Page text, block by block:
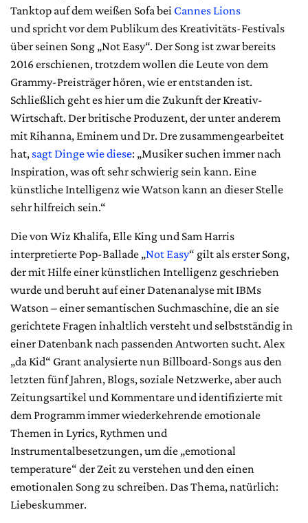
Tanktop auf dem weißen Sofa bei Cannes Lions
und spricht vor dem Publikum des Kreativitäts-Festivals
über seinen Song „Not Easy“. Der Song ist zwar bereits
2016 erschienen, trotzdem wollen die Leute von dem
Grammy-Preisträger hören, wie er entstanden ist.
Schließlich geht es hier um die Zukunft der Kreativ-
Wirtschaft. Der britische Produzent, der unter anderem
mit Rihanna, Eminem und Dr. Dre zusammengearbeitet
hat, sagt Dinge wie diese: „Musiker suchen immer nach
Inspiration, was oft sehr schwierig sein kann. Eine
künstliche Intelligenz wie Watson kann an dieser Stelle
sehr hilfreich sein.“
Die von Wiz Khalifa, Elle King und Sam Harris
interpretierte Pop-Ballade „Not Easy“ gilt als erster Song,
der mit Hilfe einer künstlichen Intelligenz geschrieben
wurde und beruht auf einer Datenanalyse mit IBMs
Watson – einer semantischen Suchmaschine, die an sie
gerichtete Fragen inhaltlich versteht und selbstständig in
einer Datenbank nach passenden Antworten sucht. Alex
„da Kid“ Grant analysierte nun Billboard-Songs aus den
letzten fünf Jahren, Blogs, soziale Netzwerke, aber auch
Zeitungsartikel und Kommentare und identifizierte mit
dem Programm immer wiederkehrende emotionale
Themen in Lyrics, Rythmen und
Instrumentalbesetzungen, um die „emotional
temperature“ der Zeit zu verstehen und den einen
emotionalen Song zu schreiben. Das Thema, natürlich:
Liebeskummer.